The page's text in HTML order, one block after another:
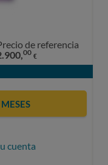
de referencia
00 €
cuenta